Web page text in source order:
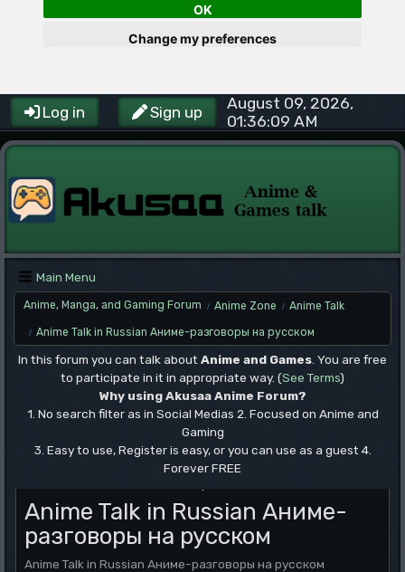
OK
Change my preferences
Log in Sign up
August 09, 2026,
01:36:09 AM
Main Menu
Anime, Manga, and Gaming Forum / Anime Zone / Anime Talk
/ Anime Talk in Russian Аниме-разговоры на русском
In this forum you can talk about Anime and Games . You are free
to participate in it in appropriate way. (See Terms)
Why using Akusaa Anime Forum?
1. No search filter as in Social Medias 2. Focused on Anime and
Gaming
3. Easy to use, Register is easy, or you can use as a guest 4.
Forever FREE
Anime Talk in Russian Аниме-
разговоры на русском
Anime Talk in Russian Аниме-разговоры на русском